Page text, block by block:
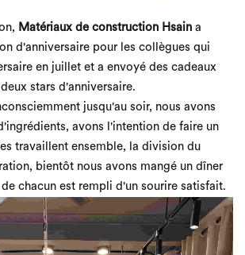
Matériaux de construction Hsain a
d'anniversaire pour les collègues qui
en juillet et a envoyé des cadeaux
stars d'anniversaire.
jusqu'au soir, nous avons
avons l'intention de faire un
travaillent ensemble, la division du
bientôt nous avons mangé un dîner
chacun est rempli d'un sourire satisfait.